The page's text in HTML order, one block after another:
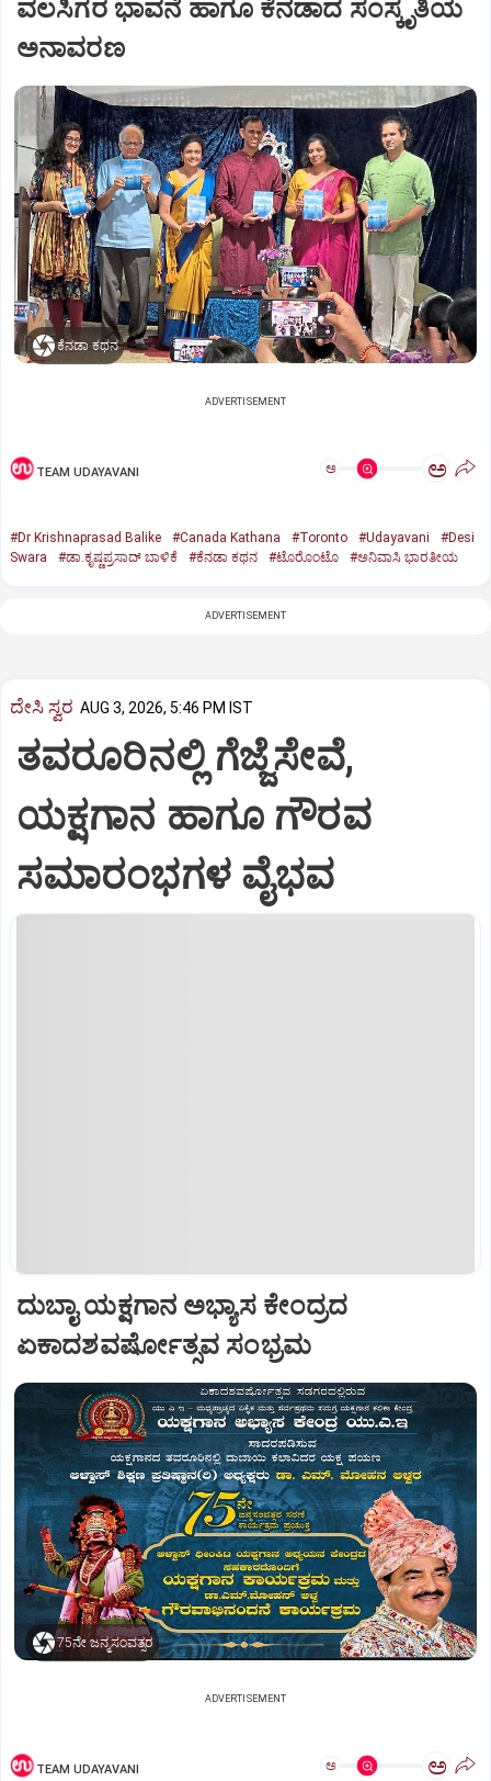
ವಲಸಿಗರ ಭಾವನೆ ಹಾಗೂ ಕೆನಡಾದ ಸಂಸ್ಕೃತಿಯ
ಅನಾವರಣ
ಕೆನಡಾ ಕಥನ
ADVERTISEMENT
TEAM UDAYAVANI ಅ ಅ
#Dr Krishnaprasad Balike #Canada Kathana #Toronto #Udayavani
#Desi
Swara
#ಡಾ.ಕೃಷ್ಣಪ್ರಸಾದ್‌ ಬಾಳಿಕೆ #ಕೆನಡಾ ಕಥನ #ಟೊರೊಂಟೊ #ಅನಿವಾಸಿ ಭಾರತೀಯ
ADVERTISEMENT
ದೇಸಿ ಸ್ವರ AUG 3, 2026, 5:46 PM IST
ತವರೂರಿನಲ್ಲಿ ಗೆಜ್ಜೆಸೇವೆ,
ಯಕ್ಷಗಾನ ಹಾಗೂ ಗೌರವ
ಸಮಾರಂಭಗಳ ವೈಭವ
ದುಬಾೖ ಯಕ್ಷಗಾನ ಅಭ್ಯಾಸ ಕೇಂದ್ರದ
ಏಕಾದಶವರ್ಷೋತ್ಸವ ಸಂಭ್ರಮ
75ನೇ ಜನ್ಮಸಂವತ್ಸರ
ADVERTISEMENT
TEAM UDAYAVANI ಅ ಅ